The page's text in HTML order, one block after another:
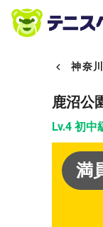
神奈
鹿沼公
Lv.4 初中
満